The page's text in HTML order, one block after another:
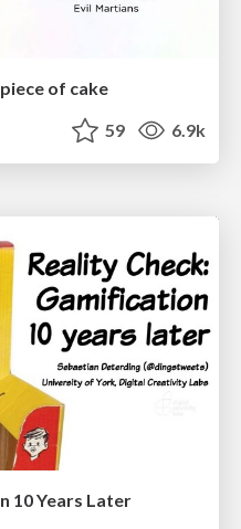
of cake
59 6.9k
10 Years Later